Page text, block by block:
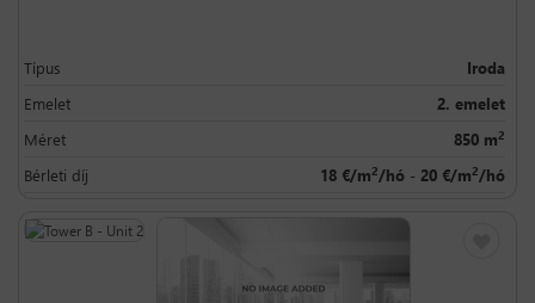
Típus Iroda
Emelet 2. emelet
Méret 850 m2
Bérleti díj 18 €/m2/hó - 20 €/m2/hó